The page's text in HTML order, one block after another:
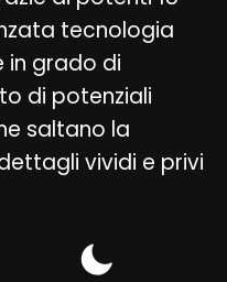
tecnologia
in grado di
di potenziali
saltano la
vividi e privi